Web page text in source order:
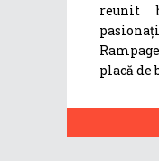
reunit
placă de